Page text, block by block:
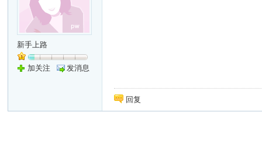
新手上路
加关注 发消息
回复